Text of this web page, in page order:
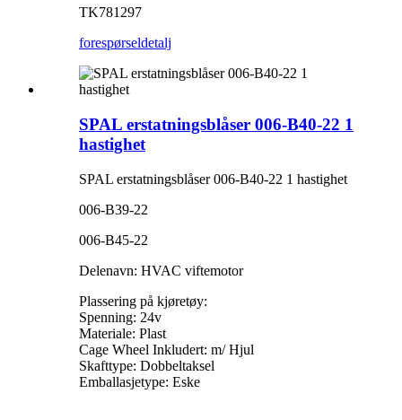
TK781297
forespørseldetalj
SPAL erstatningsblåser 006-B40-22 1
hastighet
SPAL erstatningsblåser 006-B40-22 1 hastighet
006-B39-22
006-B45-22
Delenavn: HVAC viftemotor
Plassering på kjøretøy:
Spenning: 24v
Materiale: Plast
Cage Wheel Inkludert: m/ Hjul
Skafttype: Dobbeltaksel
Emballasjetype: Eske